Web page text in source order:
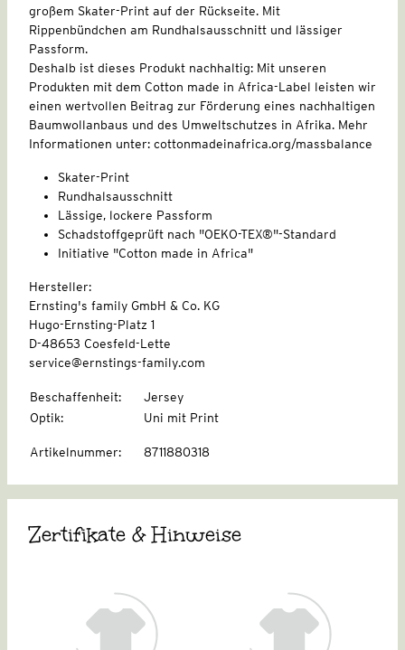
großem Skater-Print auf der Rückseite. Mit
Rippenbündchen am Rundhalsausschnitt und lässiger
Passform.
Deshalb ist dieses Produkt nachhaltig: Mit unseren
Produkten mit dem Cotton made in Africa-Label leisten wir
einen wertvollen Beitrag zur Förderung eines nachhaltigen
Baumwollanbaus und des Umweltschutzes in Afrika. Mehr
Informationen unter: cottonmadeinafrica.org/massbalance
Skater-Print
Rundhalsausschnitt
Lässige, lockere Passform
Schadstoffgeprüft nach "OEKO-TEX®"-Standard
Initiative "Cotton made in Africa"
Hersteller:
Ernsting's family GmbH & Co. KG
Hugo-Ernsting-Platz 1
D-48653 Coesfeld-Lette
service@ernstings-family.com
Beschaffenheit:
Jersey
Optik: Uni mit Print
Artikelnummer: 8711880318
Zertifikate & Hinweise